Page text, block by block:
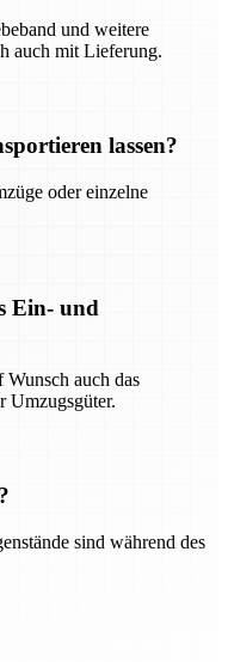
und weitere
auch mit Lieferung.
lassen?
oder einzelne
Ein- und
Wunsch auch das
Umzugsgüter.
sind während des